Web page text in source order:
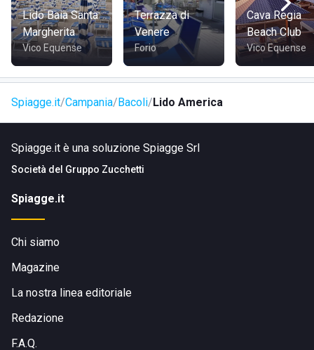
stabilimento sulla spiaggia dista dal centro abitato circa 1,3
km, si può raggiungere in macchina, che si può
comodamente parcheggiare nel parcheggio di fronte al lido,
ma si può arrivare anche a piedi o in bicicletta.
Lido Baia Santa
Margherita
Vico Equense
Terrazza di
Venere
Forio
Cava Regia
Beach Club
Vico Equense
Spiagge.it Campania Bacoli Lido America
Spiagge.it è una soluzione Spiagge Srl
Società del Gruppo Zucchetti
Spiagge.it
Chi siamo
Magazine
La nostra linea editoriale
Redazione
F.A.Q.